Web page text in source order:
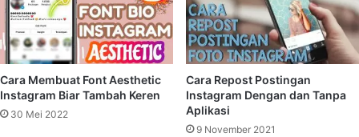
Cara Membuat Font Aesthetic
Instagram Biar Tambah Keren
30 Mei 2022
Cara Repost Postingan
Instagram Dengan dan Tanpa
Aplikasi
9 November 2021